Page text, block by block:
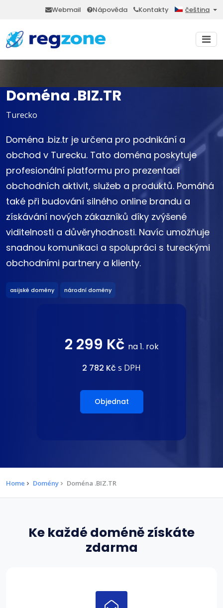
Webmail Nápověda Kontakty čeština
Doména .BIZ.TR
Turecko
Doména .biz.tr je určena pro podnikání a
obchod v Turecku. Tato doména poskytuje
profesionální platformu pro prezentaci
obchodních aktivit, služeb a produktů. Pomáhá
také při budování silného online brandu a
získávání nových zákazníků díky zvýšené
viditelnosti a důvěryhodnosti. Navíc umožňuje
snadnou komunikaci a spolupráci s tureckými
obchodními partnery a klienty.
asijské domény národní domény
2 299 Kč na 1. rok
2 782 Kč s DPH
Objednat
Home Domény Doména .BIZ.TR
Ke každé doméně získáte
zdarma